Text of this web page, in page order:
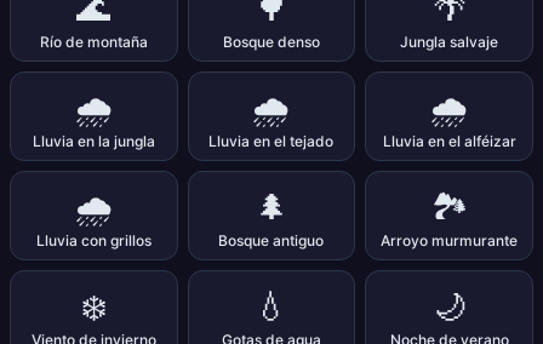
🌊
Río de montaña
🌳
Bosque denso
🌴
Jungla salvaje
🌧️
Lluvia en la jungla
🌧️
Lluvia en el tejado
🌧️
Lluvia en el alféizar
🌧️
Lluvia con grillos
🌲
Bosque antiguo
🏞️
Arroyo murmurante
❄️
Viento de invierno
💧
Gotas de agua
🌙
Noche de verano